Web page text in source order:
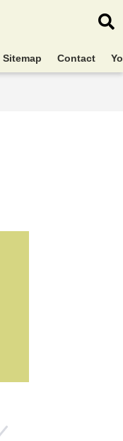
Sitemap Contact